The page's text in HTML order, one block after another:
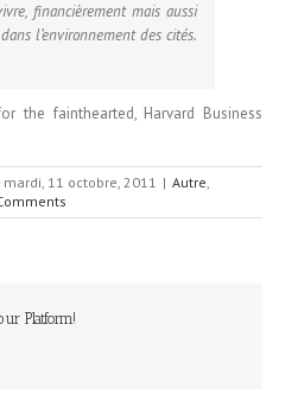
financièrement mais aussi
l’environnement des cités.
the fainthearted, Harvard Business
mardi, 11 octobre, 2011 | Autre,
Platform!